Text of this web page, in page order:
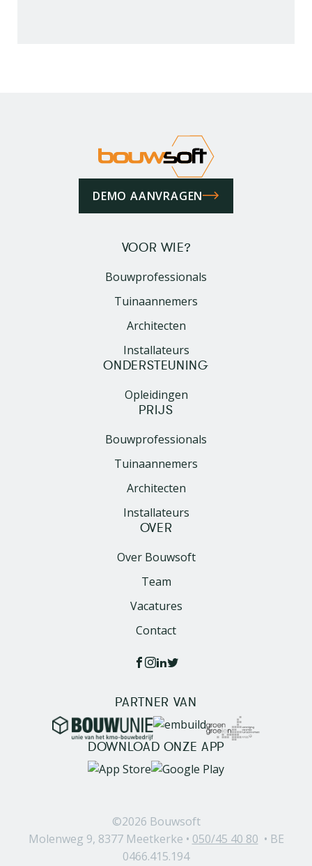
DEMO AANVRAGEN
VOOR WIE?
Bouwprofessionals
Tuinaannemers
Architecten
Installateurs
ONDERSTEUNING
Opleidingen
PRIJS
Bouwprofessionals
Tuinaannemers
Architecten
Installateurs
OVER
Over Bouwsoft
Team
Vacatures
Contact
PARTNER VAN
Image Image Image
DOWNLOAD ONZE APP
Image Image
©2026 Bouwsoft
Molenweg 9, 8377 Meetkerke • 050/45 40 80 • BE
0466.415.194